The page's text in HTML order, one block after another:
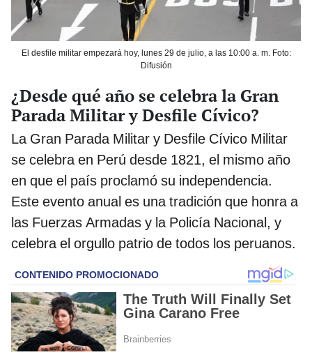
El desfile militar empezará hoy, lunes 29 de julio, a las 10:00 a. m. Foto:
Difusión
¿Desde qué año se celebra la Gran
Parada Militar y Desfile Cívico?
La Gran Parada Militar y Desfile Cívico Militar
se celebra en Perú desde 1821, el mismo año
en que el país proclamó su independencia.
Este evento anual es una tradición que honra a
las Fuerzas Armadas y la Policía Nacional, y
celebra el orgullo patrio de todos los peruanos.